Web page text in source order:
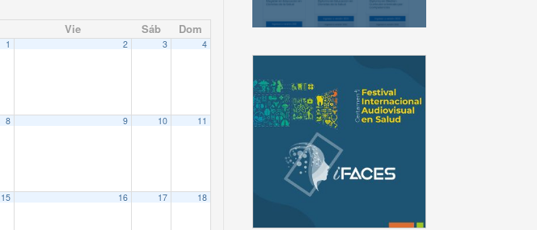
Vie Sáb Dom
1 2 3 4
8 9 10 11
15 16 17 18